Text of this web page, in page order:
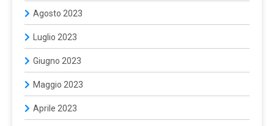
Agosto 2023
Luglio 2023
Giugno 2023
Maggio 2023
Aprile 2023